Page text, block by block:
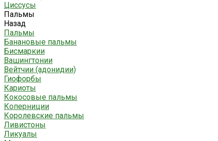
Циссусы
Пальмы
Назад
Пальмы
Банановые пальмы
Бисмаркии
Вашингтонии
Вейтчии (адонидии)
Гиофорбы
Кариоты
Кокосовые пальмы
Коперниции
Королевские пальмы
Ливистоны
Ликуалы